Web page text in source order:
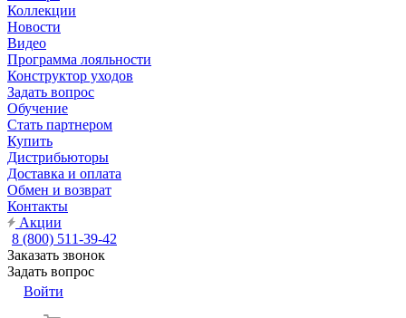
Коллекции
Новости
Видео
Программа лояльности
Конструктор уходов
Задать вопрос
Обучение
Стать партнером
Купить
Дистрибьюторы
Доставка и оплата
Обмен и возврат
Контакты
Акции
8 (800) 511-39-42
Заказать звонок
Задать вопрос
Войти